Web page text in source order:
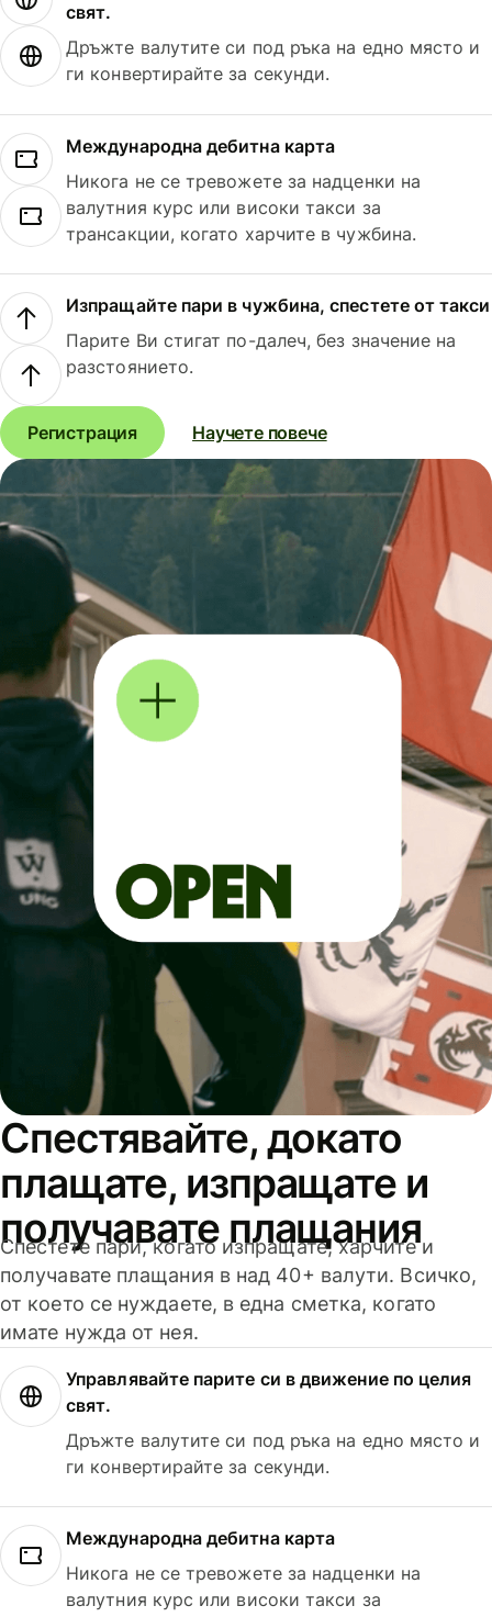
свят.
Дръжте валутите си под ръка на едно място и
ги конвертирайте за секунди.
Международна дебитна карта
Никога не се тревожете за надценки на
валутния курс или високи такси за
трансакции, когато харчите в чужбина.
Изпращайте пари в чужбина, спестете от такси
Парите Ви стигат по-далеч, без значение на
разстоянието.
Регистрация Научете повече
Спестявайте, докато
плащате, изпращате и
получавате плащания
Спестете пари, когато изпращате, харчите и
получавате плащания в над 40+ валути. Всичко,
от което се нуждаете, в една сметка, когато
имате нужда от нея.
Управлявайте парите си в движение по целия
свят.
Дръжте валутите си под ръка на едно място и
ги конвертирайте за секунди.
Международна дебитна карта
Никога не се тревожете за надценки на
валутния курс или високи такси за